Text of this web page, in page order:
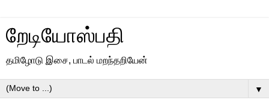
றேடியோஸ்பதி
தமிழோடு இசை, பாடல் மறந்தறியேன்
▼